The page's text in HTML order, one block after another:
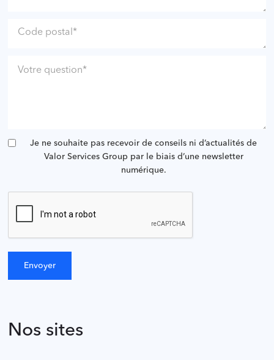
Je ne souhaite pas recevoir de conseils ni d’actualités de
Valor Services Group par le biais d’une newsletter
numérique.
Nos sites